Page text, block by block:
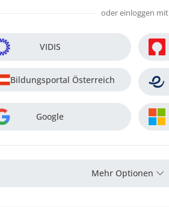
oder einloggen mit
VIDIS
Bildungsportal Österreich
Google
Mehr Optionen